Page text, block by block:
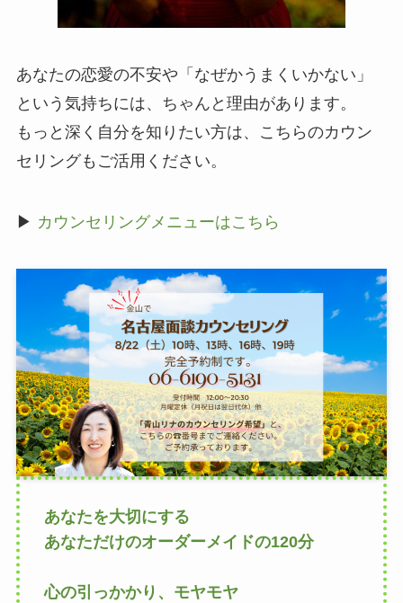
あなたの恋愛の不安や「なぜかうまくいかない」
という気持ちには、ちゃんと理由があります。
もっと深く自分を知りたい方は、こちらのカウン
セリングもご活用ください。
▶ カウンセリングメニューはこちら
あなたを大切にする
あなただけのオーダーメイドの120分
心の引っかかり、モヤモヤ